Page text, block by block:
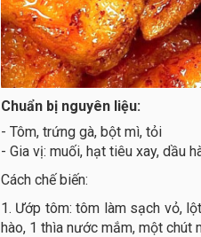
Chuẩn bị nguyên liệu:
- Tôm, trứng gà, bột mì, tỏi
- Gia vị: muối, hạt tiêu xay, dầu
Cách chế biến:
1. Ướp tôm: tôm làm sạch vỏ,
hào, 1 thìa nước mắm, một